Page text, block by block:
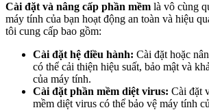
Cài đặt và nâng cấp phần mềm là vô cùng
máy tính của bạn hoạt động an toàn và hiệu
tôi cung cấp bao gồm:
Cài đặt hệ điều hành: Cài đặt hoặc
có thể cải thiện hiệu suất, bảo mật và
của máy tính.
Cài đặt phần mềm diệt virus: Cài đặt
mềm diệt virus có thể bảo vệ máy tính